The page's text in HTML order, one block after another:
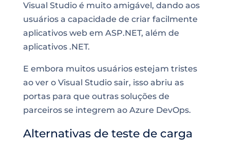
Visual Studio é muito amigável, dando aos
usuários a capacidade de criar facilmente
aplicativos web em ASP.NET, além de
aplicativos .NET.
E embora muitos usuários estejam tristes
ao ver o Visual Studio sair, isso abriu as
portas para que outras soluções de
parceiros se integrem ao Azure DevOps.
Alternativas de teste de carga